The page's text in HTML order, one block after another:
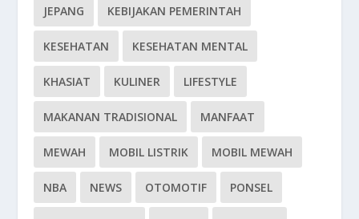
JEPANG KEBIJAKAN PEMERINTAH
KESEHATAN KESEHATAN MENTAL
KHASIAT KULINER LIFESTYLE
MAKANAN TRADISIONAL MANFAAT
MEWAH MOBIL LISTRIK MOBIL MEWAH
NBA NEWS OTOMOTIF PONSEL